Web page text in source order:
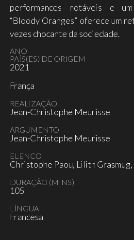
performances notáveis e
“Bloody Oranges” oferece um
vezes chocante da sociedade.
ANO
PAÍS(ES) DE ORIGEM
2021
França
REALIZAÇÃO
Jean-Christophe Meurisse
ARGUMENTO
Jean-Christophe Meurisse
ELENCO
Christophe Paou, Lilith
DURAÇÃO (MINS)
105
LÍNGUA
Francesa